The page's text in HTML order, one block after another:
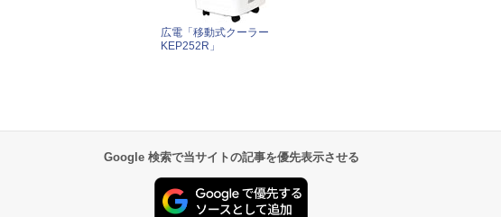
広電「移動式クーラー
KEP252R」
Google 検索で当サイトの記事を優先表示させる